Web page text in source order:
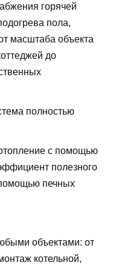
горячей
пола,
масштаба объекта
до
полностью
с помощью
полезного
печных
объектами: от
котельной,